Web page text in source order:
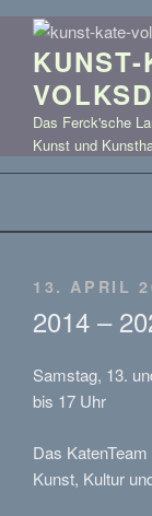
Inhalt
springenKUNST-
Das Ferck'sche
Kunst und
AM
13. APRIL
2014 –
Samstag, 13.
bis 17 Uhr
Das
Kunst, Kultur